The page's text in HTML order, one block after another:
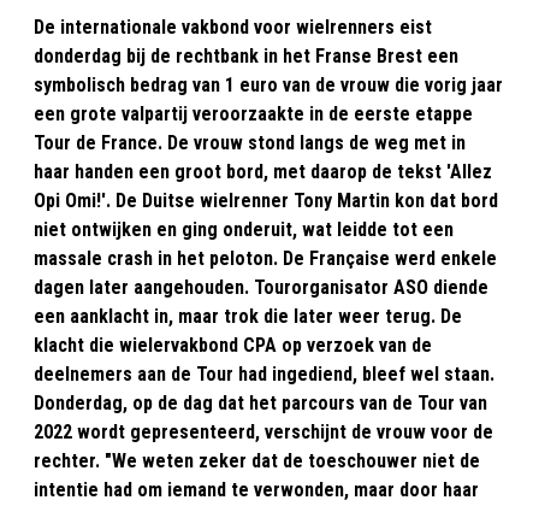
De internationale vakbond voor wielrenners eist
donderdag bij de rechtbank in het Franse Brest een
symbolisch bedrag van 1 euro van de vrouw die vorig jaar
een grote valpartij veroorzaakte in de eerste etappe
Tour de France. De vrouw stond langs de weg met in
haar handen een groot bord, met daarop de tekst 'Allez
Opi Omi!'. De Duitse wielrenner Tony Martin kon dat bord
niet ontwijken en ging onderuit, wat leidde tot een
massale crash in het peloton. De Française werd enkele
dagen later aangehouden. Tourorganisator ASO diende
een aanklacht in, maar trok die later weer terug. De
klacht die wielervakbond CPA op verzoek van de
deelnemers aan de Tour had ingediend, bleef wel staan.
Donderdag, op de dag dat het parcours van de Tour van
2022 wordt gepresenteerd, verschijnt de vrouw voor de
rechter. "We weten zeker dat de toeschouwer niet de
intentie had om iemand te verwonden, maar door haar